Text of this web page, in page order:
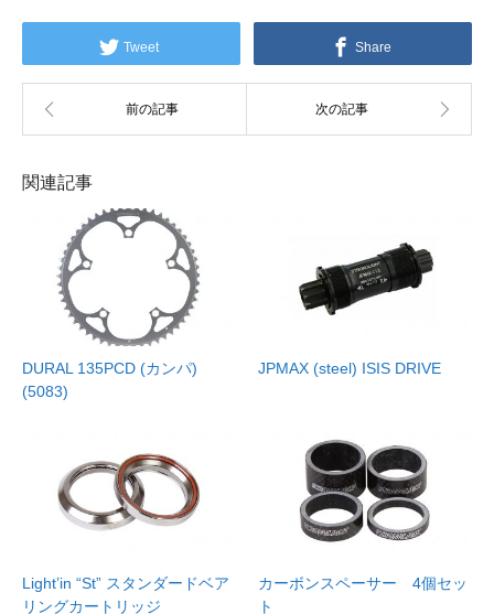
Tweet Share
関連記事
DURAL 135PCD (カンパ)
(5083)
JPMAX (steel) ISIS DRIVE
Light’in “St” スタンダードベア
リングカートリッジ
カーボンスペーサー 4個セッ
ト